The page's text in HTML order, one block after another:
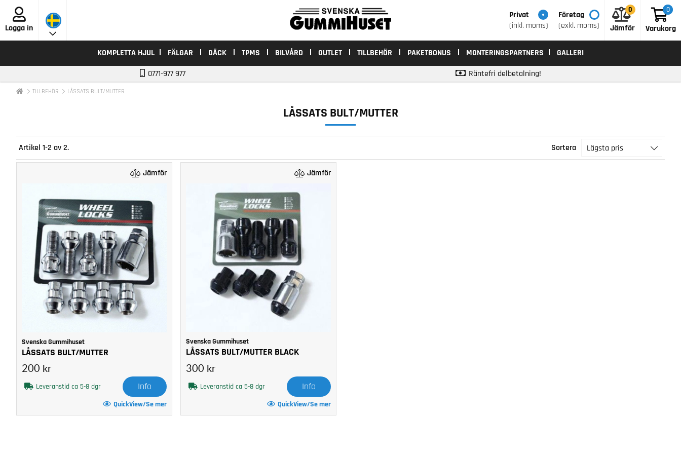
Logga in
0
0
Varukorg
0
Jämför
Privat
(inkl. moms)
Företag
(exkl. moms)
KOMPLETTA HJUL FÄLGAR DÄCK TPMS BILVÅRD OUTLET TILLBEHÖR PAKETBONUS MONTERINGSPARTNERS
GALLERI
0771-977 977
Räntefri delbetalning!
TILLBEHÖR LÅSSATS BULT/MUTTER
LÅSSATS BULT/MUTTER
Artikel 1-2 av2. Sortera Lägsta pris
Jämför
Svenska Gummihuset
LÅSSATS BULT/MUTTER
200 kr
Leveranstid ca 5-8 dgr Info
QuickView/Se mer
Jämför
Svenska Gummihuset
LÅSSATS BULT/MUTTER BLACK
300 kr
Leveranstid ca 5-8 dgr Info
QuickView/Se mer